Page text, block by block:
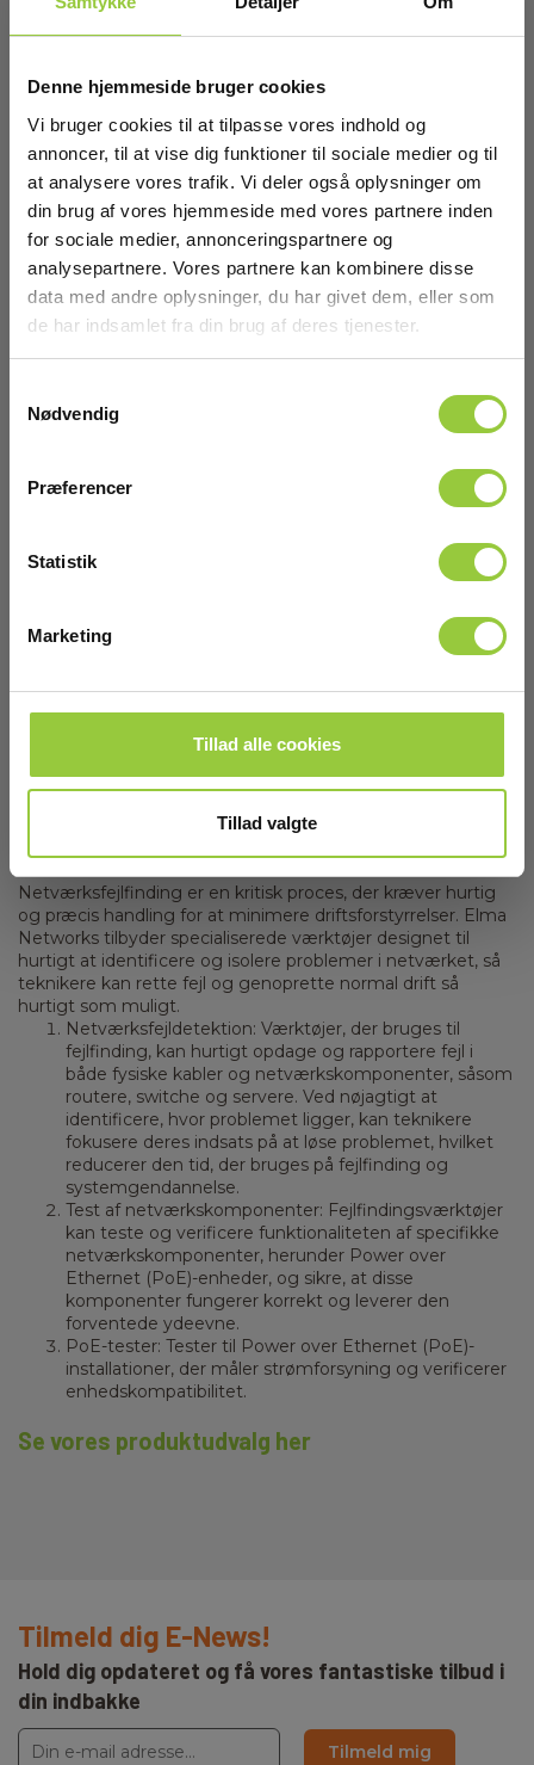
Denne hjemmeside bruger cookies
Vi bruger cookies til at tilpasse vores indhold og
annoncer, til at vise dig funktioner til sociale medier og til
at analysere vores trafik. Vi deler også oplysninger om
din brug af vores hjemmeside med vores partnere inden
for sociale medier, annonceringspartnere og
analysepartnere. Vores partnere kan kombinere disse
data med andre oplysninger, du har givet dem, eller som
de har indsamlet fra din brug af deres tjenester.
Nødvendig
Præferencer
Statistik
Marketing
Tillad alle cookies
Tillad valgte
ydeevneproblemer, hvilket er afgørende for at forhindre
nedetid og sikre, at netværket kan håndtere de
forventede trafikmængder.
Trendanalyse og rapportering: Ved at indsamle og
analysere data over tid kan netværksanalyseværktøjer
identificere langsigtede tendenser, der kan indikere
fremtidige problemer eller behovet for opgraderinger.
Dette giver IT mulighed for at planlægge proaktivt i
stedet for at reagere på problemer, når de opstår.
Se vores produktudvalg her
Fejlfinding
Netværksfejlfinding er en kritisk proces, der kræver hurtig
og præcis handling for at minimere driftsforstyrrelser. Elma
Networks tilbyder specialiserede værktøjer designet til
hurtigt at identificere og isolere problemer i netværket, så
teknikere kan rette fejl og genoprette normal drift så
hurtigt som muligt.
Netværksfejldetektion: Værktøjer, der bruges til
fejlfinding, kan hurtigt opdage og rapportere fejl i
både fysiske kabler og netværkskomponenter, såsom
routere, switche og servere. Ved nøjagtigt at
identificere, hvor problemet ligger, kan teknikere
fokusere deres indsats på at løse problemet, hvilket
reducerer den tid, der bruges på fejlfinding og
systemgendannelse.
Test af netværkskomponenter: Fejlfindingsværktøjer
kan teste og verificere funktionaliteten af specifikke
netværkskomponenter, herunder Power over
Ethernet (PoE)-enheder, og sikre, at disse
komponenter fungerer korrekt og leverer den
forventede ydeevne.
PoE-tester: Tester til Power over Ethernet (PoE)-
installationer, der måler strømforsyning og verificerer
enhedskompatibilitet.
Se vores produktudvalg her
Tilmeld dig E-News!
Hold dig opdateret og få vores fantastiske tilbud i
din indbakke
Tilmeld mig